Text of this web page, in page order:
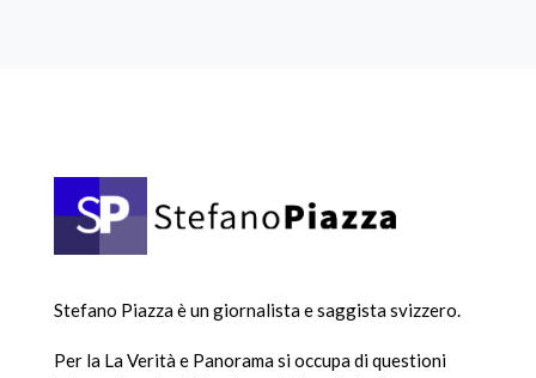
Stefano Piazza è un giornalista e saggista svizzero.
Per la La Verità e Panorama si occupa di questioni